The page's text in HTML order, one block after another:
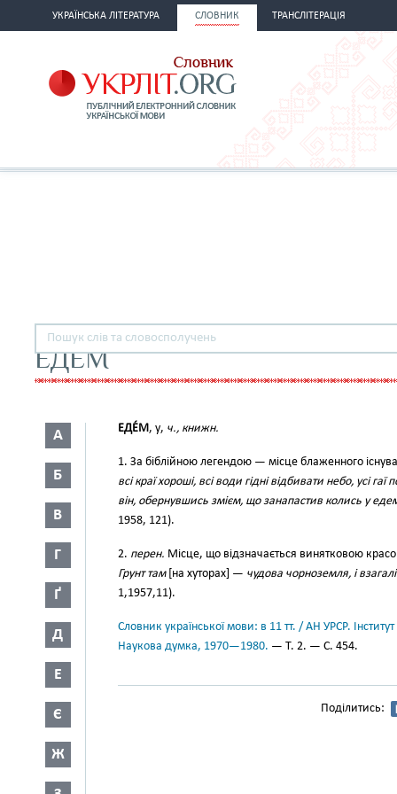
УКРАЇНСЬКА ЛІТЕРАТУРА СЛОВНИК ТРАНСЛІТЕРАЦІЯ
ЕДЕМ
А
Б
В
Г
Ґ
Д
Е
Є
Ж
ЕДЕ́М, у, ч., книжн.
1. За біблійною легендою — місце блаженного
всі краї хороші, всі води гідні відбивати небо, усі гаї
він, обернувшись змієм, що занапастив колись у
1958, 121).
2. перен. Місце, що відзначається винятковою
Грунт там[на хуторах] — чудова чорноземля, і взагалі
1,1957,11).
Словник української мови: в 11 тт. / АН УРСР.
Наукова думка, 1970—1980. — Т. 2. — С. 454.
Поділитись: